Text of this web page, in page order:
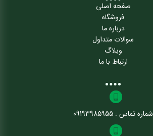
صفحه اصلی
فروشگاه
درباره ما
سوالات متداول
وبلاگ
ارتباط با ما
شماره تماس : 09193985955